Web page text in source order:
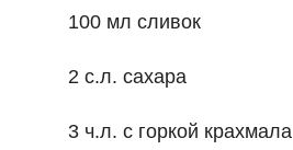
100 мл сливок
2 с.л. сахара
3 ч.л. с горкой крахмала